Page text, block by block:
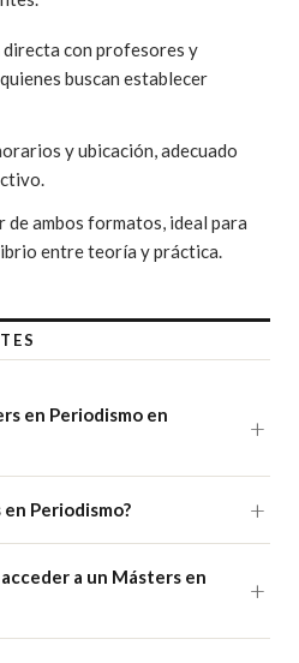
con profesores y
buscan establecer
y ubicación, adecuado
de ambos formatos, ideal para
entre teoría y práctica.
en Periodismo en
Periodismo?
a un Másters en